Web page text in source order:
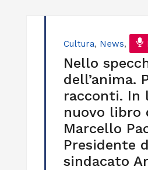
Cultura, News,
Nello
dell’anima.
racconti. In
nuovo libro
Marcello
Presidente
sindacato